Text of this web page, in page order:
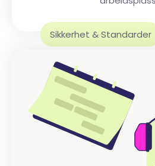
Sikkerhet & Standarder